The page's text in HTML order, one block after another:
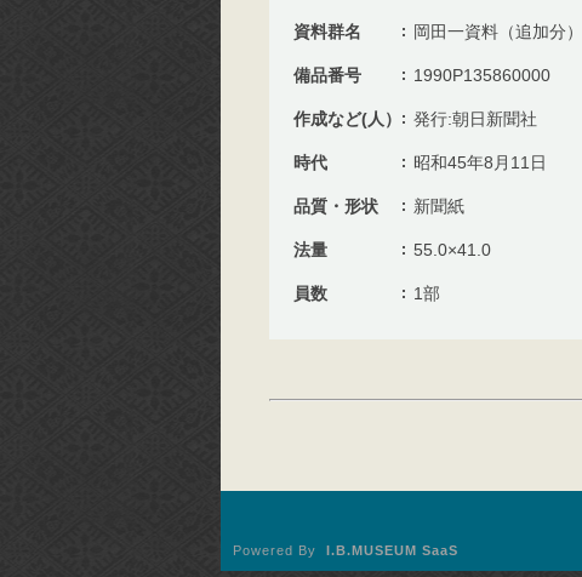
資料群名 岡田一資料（追加分）
備品番号 1990P135860000
作成など(人） 発行:朝日新聞社
時代 昭和45年8月11日
品質・形状 新聞紙
法量 55.0×41.0
員数 1部
Powered By I.B.MUSEUM SaaS